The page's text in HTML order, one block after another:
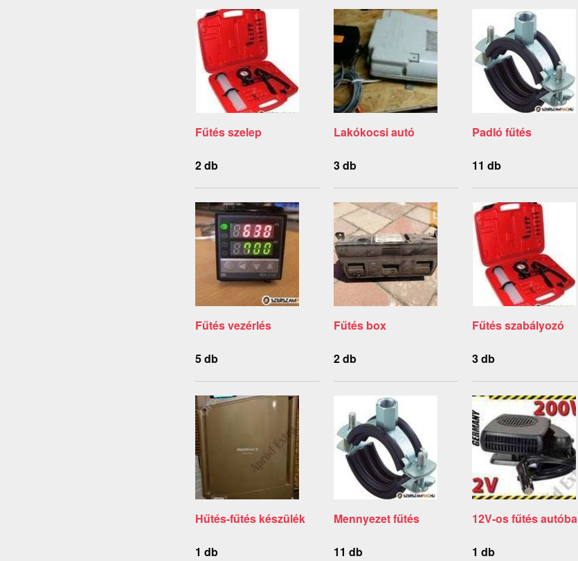
Fűtés szelep
2 db
Lakókocsi autó
3 db
Padló fűtés
11 db
Fűtés vezérlés
5 db
Fűtés box
2 db
Fűtés szabályozó
3 db
Hűtés-fűtés készülék
1 db
Mennyezet fűtés
11 db
12V-os fűtés autóba
1 db